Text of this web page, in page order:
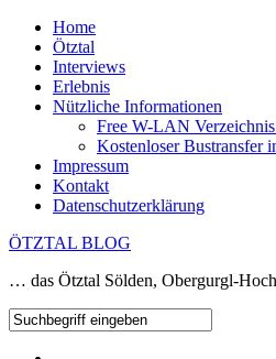
Home
Ötztal
Interviews
Erlebnis
Nützliche Informationen
Free W-LAN
Kostenloser Bustransfer
Impressum
Kontakt
Datenschutzerklärung
ÖTZTAL BLOG
… das Ötztal Sölden, Obergurgl-